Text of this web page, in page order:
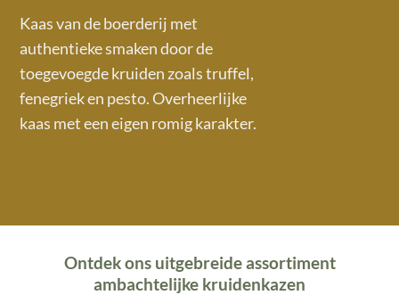
Kaas van de boerderij met
authentieke smaken door de
toegevoegde kruiden zoals truffel,
fenegriek en pesto. Overheerlijke
kaas met een eigen romig karakter.
Ontdek ons uitgebreide assortiment
ambachtelijke kruidenkazen